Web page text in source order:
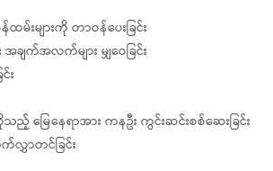
းများကို တာဝန်ပေးခြင်း
က်အလက်များ မျှဝေခြင်း
း
ြေနေရာအား ကနဦး ကွင်းဆင်းစစ်ဆေးခြင်း
လွှာတင်ခြင်း